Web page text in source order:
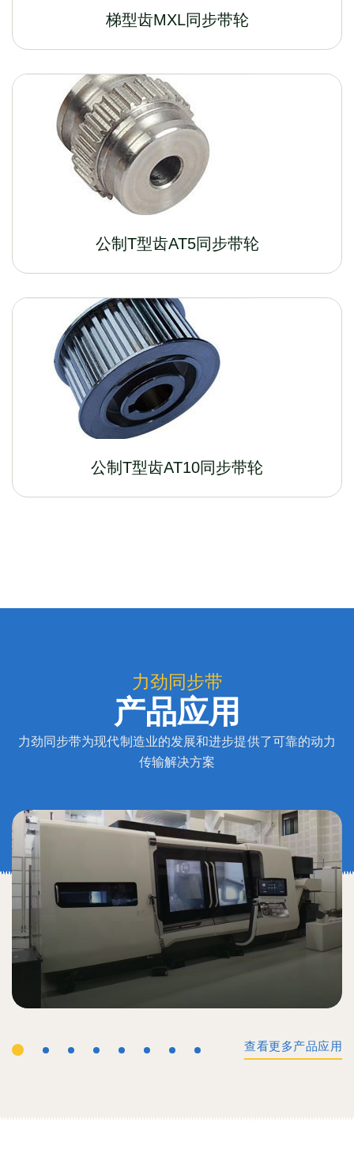
梯型齿MXL同步带轮
公制T型齿AT5同步带轮
公制T型齿AT10同步带轮
力劲同步带
产品应用
力劲同步带为现代制造业的发展和进步提供了可靠的动力
传输解决方案
查看更多产品应用